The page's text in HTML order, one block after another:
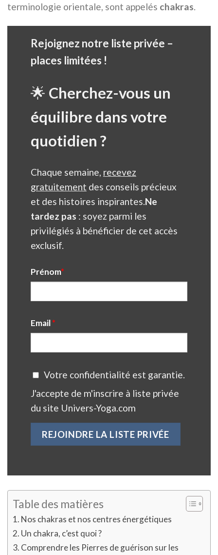
terminologie orientale, sont appelés chakras
Rejoignez notre liste privée –
places limitées !
🌟 Cherchez-vous un
équilibre dans votre
quotidien ?
Chaque semaine, recevez
gratuitement des conseils précieux
et des histoires inspirantes.Ne
tardez pas : soyez parmi les
privilégiés à bénéficier de cet accès
exclusif.
Prénom*
Email*
Votre confidentialité est garantie.
J'accepte de m'inscrire à liste privée
du site Univers-Yoga.com
Table des matières
Nos chakras et nos centres énergétiques
Un chakra, c’est quoi ?
Comprendre les Pierres de guérison sur les